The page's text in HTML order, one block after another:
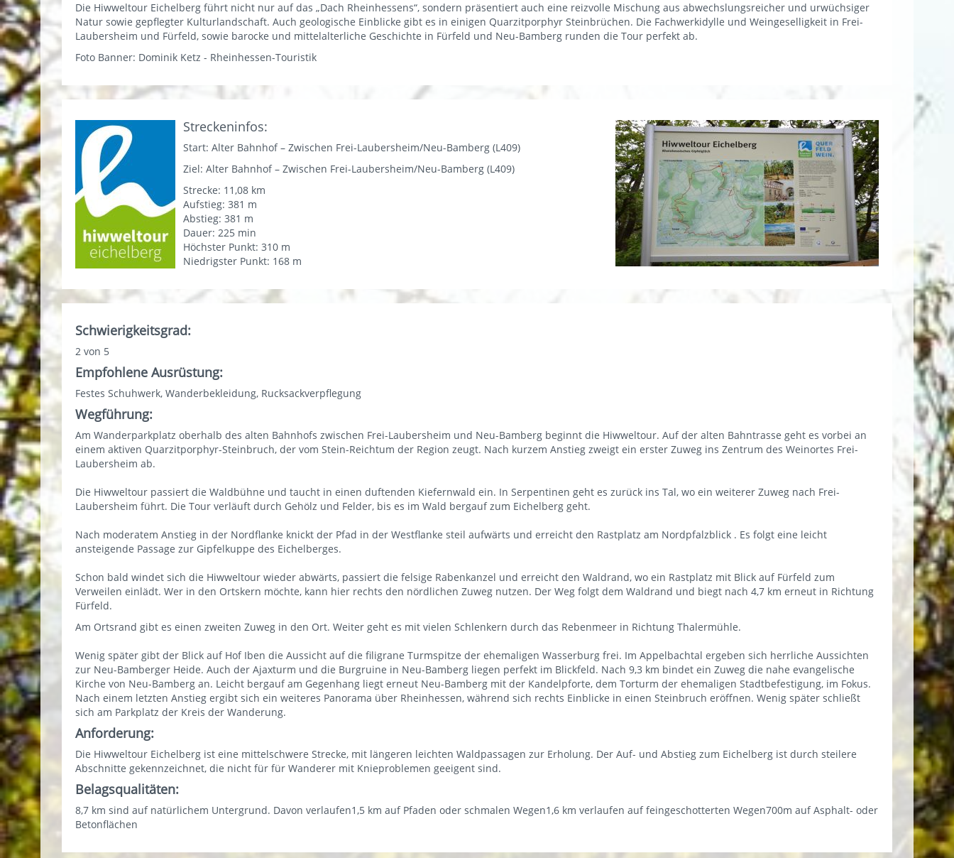
Die Hiwweltour Eichelberg führt nicht nur auf das „Dach Rheinhessens“, sondern präsentiert auch eine reizvolle Mischung aus abwechslungsreicher und urwüchsiger
Natur sowie gepflegter Kulturlandschaft. Auch geologische Einblicke gibt es in einigen Quarzitporphyr Steinbrüchen. Die Fachwerkidylle und Weingeselligkeit in Frei-
Laubersheim und Fürfeld, sowie barocke und mittelalterliche Geschichte in Fürfeld und Neu-Bamberg runden die Tour perfekt ab.
Foto Banner: Dominik Ketz - Rheinhessen-Touristik
Streckeninfos:
Start: Alter Bahnhof – Zwischen Frei-Laubersheim/Neu-Bamberg (L409)
Ziel: Alter Bahnhof – Zwischen Frei-Laubersheim/Neu-Bamberg (L409)
Strecke: 11,08 km
Aufstieg: 381 m
Abstieg: 381 m
Dauer: 225 min
Höchster Punkt: 310 m
Niedrigster Punkt: 168 m
Schwierigkeitsgrad:
2 von 5
Empfohlene Ausrüstung:
Festes Schuhwerk, Wanderbekleidung, Rucksackverpflegung
Wegführung:
Am Wanderparkplatz oberhalb des alten Bahnhofs zwischen Frei-Laubersheim und Neu-Bamberg beginnt die Hiwweltour. Auf der alten Bahntrasse geht es vorbei an
einem aktiven Quarzitporphyr-Steinbruch, der vom Stein-Reichtum der Region zeugt. Nach kurzem Anstieg zweigt ein erster Zuweg ins Zentrum des Weinortes Frei-
Laubersheim ab.
Die Hiwweltour passiert die Waldbühne und taucht in einen duftenden Kiefernwald ein. In Serpentinen geht es zurück ins Tal, wo ein weiterer Zuweg nach Frei-
Laubersheim führt. Die Tour verläuft durch Gehölz und Felder, bis es im Wald bergauf zum Eichelberg geht.
Nach moderatem Anstieg in der Nordflanke knickt der Pfad in der Westflanke steil aufwärts und erreicht den Rastplatz am Nordpfalzblick . Es folgt eine leicht
ansteigende Passage zur Gipfelkuppe des Eichelberges.
Schon bald windet sich die Hiwweltour wieder abwärts, passiert die felsige Rabenkanzel und erreicht den Waldrand, wo ein Rastplatz mit Blick auf Fürfeld zum
Verweilen einlädt. Wer in den Ortskern möchte, kann hier rechts den nördlichen Zuweg nutzen. Der Weg folgt dem Waldrand und biegt nach 4,7 km erneut in Richtung
Fürfeld.
Am Ortsrand gibt es einen zweiten Zuweg in den Ort. Weiter geht es mit vielen Schlenkern durch das Rebenmeer in Richtung Thalermühle.
Wenig später gibt der Blick auf Hof Iben die Aussicht auf die filigrane Turmspitze der ehemaligen Wasserburg frei. Im Appelbachtal ergeben sich herrliche Aussichten
zur Neu-Bamberger Heide. Auch der Ajaxturm und die Burgruine in Neu-Bamberg liegen perfekt im Blickfeld. Nach 9,3 km bindet ein Zuweg die nahe evangelische
Kirche von Neu-Bamberg an. Leicht bergauf am Gegenhang liegt erneut Neu-Bamberg mit der Kandelpforte, dem Torturm der ehemaligen Stadtbefestigung, im Fokus.
Nach einem letzten Anstieg ergibt sich ein weiteres Panorama über Rheinhessen, während sich rechts Einblicke in einen Steinbruch eröffnen. Wenig später schließt
sich am Parkplatz der Kreis der Wanderung.
Anforderung:
Die Hiwweltour Eichelberg ist eine mittelschwere Strecke, mit längeren leichten Waldpassagen zur Erholung. Der Auf- und Abstieg zum Eichelberg ist durch steilere
Abschnitte gekennzeichnet, die nicht für für Wanderer mit Knieproblemen geeigent sind.
Belagsqualitäten:
8,7 km sind auf natürlichem Untergrund. Davon verlaufen1,5 km auf Pfaden oder schmalen Wegen1,6 km verlaufen auf feingeschotterten Wegen700m auf Asphalt- oder
Betonflächen